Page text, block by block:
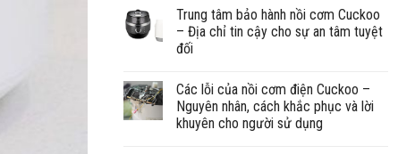
Trung tâm bảo hành nồi cơm Cuckoo
– Địa chỉ tin cậy cho sự an tâm tuyệt
đối
Các lỗi của nồi cơm điện Cuckoo –
Nguyên nhân, cách khắc phục và lời
khuyên cho người sử dụng